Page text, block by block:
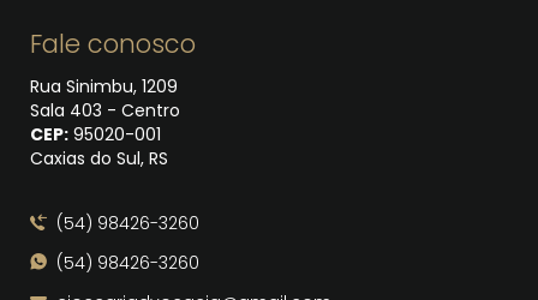
Fale conosco
Rua Sinimbu, 1209
Sala 403 - Centro
CEP: 95020​-001
Caxias do Sul, RS
(54) 98426-3260
(54) 98426-3260